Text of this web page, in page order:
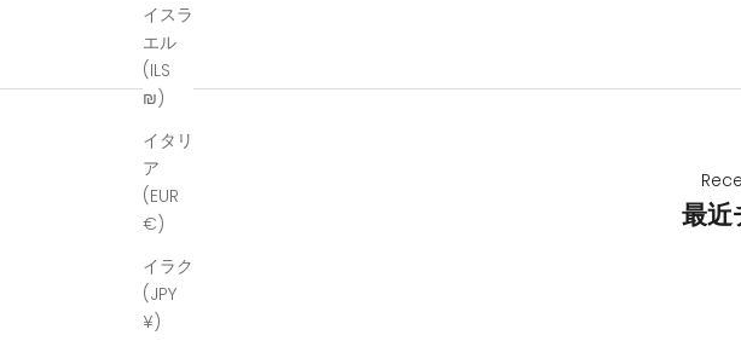
イスラ
エル
(ILS
₪)
イタリ
ア
(EUR
€)
イラク
(JPY
¥)
最